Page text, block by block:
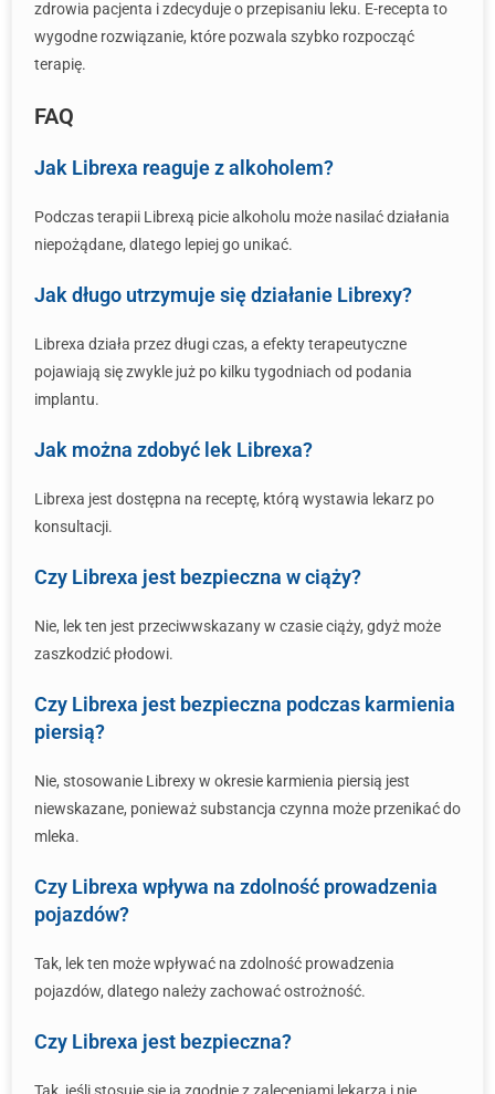
zdrowia pacjenta i zdecyduje o przepisaniu leku. E-recepta to
wygodne rozwiązanie, które pozwala szybko rozpocząć
terapię.
FAQ
Jak Librexa reaguje z alkoholem?
Podczas terapii Librexą picie alkoholu może nasilać działania
niepożądane, dlatego lepiej go unikać.
Jak długo utrzymuje się działanie Librexy?
Librexa działa przez długi czas, a efekty terapeutyczne
pojawiają się zwykle już po kilku tygodniach od podania
implantu.
Jak można zdobyć lek Librexa?
Librexa jest dostępna na receptę, którą wystawia lekarz po
konsultacji.
Czy Librexa jest bezpieczna w ciąży?
Nie, lek ten jest przeciwwskazany w czasie ciąży, gdyż może
zaszkodzić płodowi.
Czy Librexa jest bezpieczna podczas karmienia
piersią?
Nie, stosowanie Librexy w okresie karmienia piersią jest
niewskazane, ponieważ substancja czynna może przenikać do
mleka.
Czy Librexa wpływa na zdolność prowadzenia
pojazdów?
Tak, lek ten może wpływać na zdolność prowadzenia
pojazdów, dlatego należy zachować ostrożność.
Czy Librexa jest bezpieczna?